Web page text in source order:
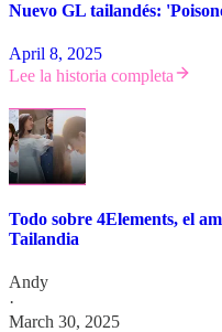
Nuevo GL tailandés:
April 8, 2025
Lee la historia completa
Todo sobre 4Elements, el
Tailandia
Andy
·
March 30, 2025